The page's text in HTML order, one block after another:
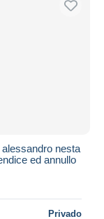
nesta
ed annullo
Privado